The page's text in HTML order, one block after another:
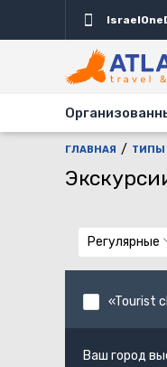
ГЛАВНАЯ ТИПЫ
Регулярные
«Tourist
Ваш город